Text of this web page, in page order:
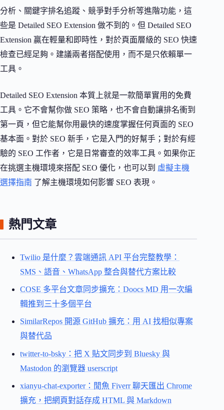
分析、關鍵字排名追蹤、競爭對手分析等進階功能，這
些是 Detailed SEO Extension 做不到的。但 Detailed SEO
Extension 贏在輕量和即時性，對於頁面層級的 SEO 快速
檢查已經足夠。建議兩者搭配使用，而不是只依賴單一
工具。
Detailed SEO Extension 本質上就是一款簡單實用的免費
工具。它不會幫你做 SEO 策略，也不會自動讓排名衝到
第一頁，但它能幫你用最快的速度掌握任何頁面的 SEO
基本面。對於 SEO 新手，它是入門的好幫手；對於有經
驗的 SEO 工作者，它是日常審查的效率工具。如果你正
在挑選主機環境來搭配 SEO 優化，也可以到 虛擬主機
選擇指南 了解主機環境如何影響 SEO 表現。
熱門文章
Twilio 是什麼？雲端通訊 API 平台完整教學：
SMS、語音、WhatsApp 整合與替代方案比較
COSE 多平台文章同步擴充：Doocs MD 用一次編
輯推到三十多個平台
SimilarRepos 開源 GitHub 擴充：用 AI 找相似專案
與替代品
twitter-to-bsky：把 X 貼文同步到 Bluesky 與
Mastodon 的瀏覽器 userscript
xianyu-chat-exporter：閒魚 Fiverr 聊天匯出 Chrome
擴充，把網頁對話存成 HTML 與 Markdown